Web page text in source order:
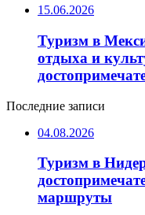
15.06.2026
Туризм в
отдыха и
Последние записи
04.08.2026
Туризм в
маршруты